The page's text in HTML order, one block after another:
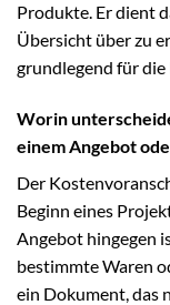
Produkte. Er dient
Übersicht über zu
grundlegend für
Worin
einem Angebot
Der
Beginn eines
Angebot hingegen
bestimmte Waren
ein Dokument, das